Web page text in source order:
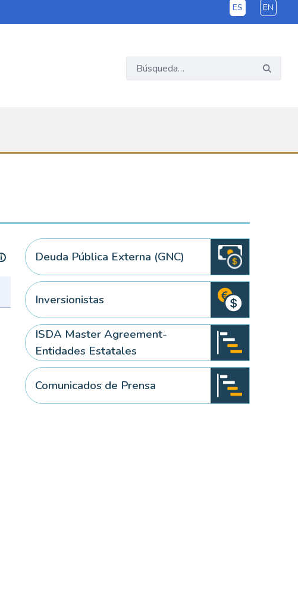
ES EN
Deuda Pública Externa (GNC)
Inversionistas
ISDA Master Agreement-
Entidades Estatales
Comunicados de Prensa